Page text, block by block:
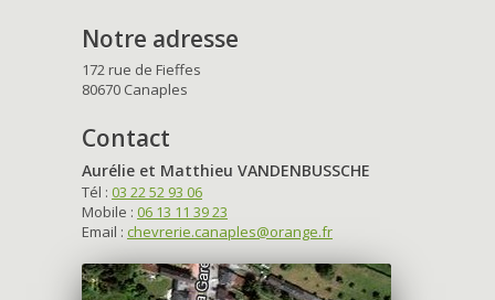
Notre adresse
172 rue de Fieffes
80670 Canaples
Contact
Aurélie et Matthieu VANDENBUSSCHE
Tél : 03 22 52 93 06
Mobile : 06 13 11 39 23
Email : chevrerie.canaples@orange.fr